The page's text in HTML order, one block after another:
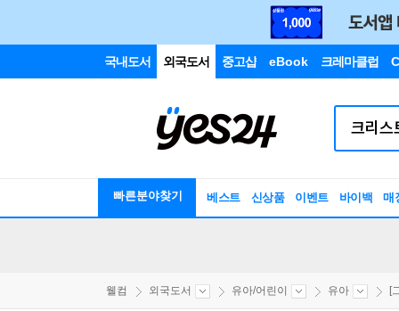
국내도서 외국도서 중고샵 eBook 크레마클럽
빠른분야찾기 베스트 신상품 이벤트 바이백 매
웰컴 외국도서 유아/어린이 유아 [